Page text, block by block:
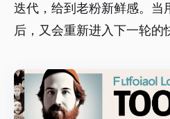
迭代，给到老粉新鲜感。当
后，又会重新进入下一轮的